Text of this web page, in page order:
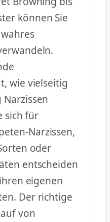
können Sie
wie vielseitig
sich für
Narzissen,
oder
entscheiden
eigenen
Der richtige
von